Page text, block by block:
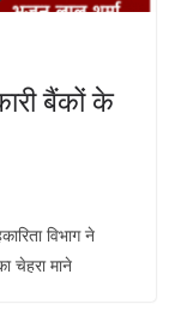
बैंकों के
विभाग ने
चेहरा माने